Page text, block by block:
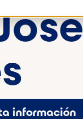
información